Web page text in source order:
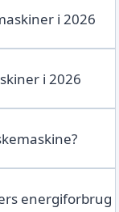
i 2026
i 2026
energiforbrug